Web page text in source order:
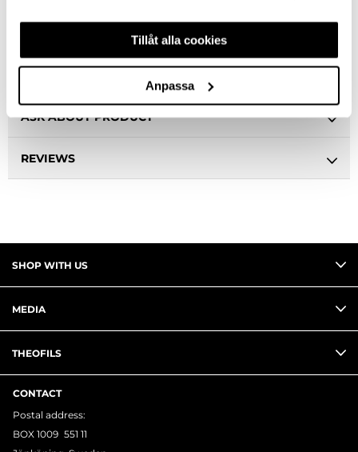
Tillåt alla cookies
Anpassa
ASK ABOUT PRODUCT
REVIEWS
SHOP WITH US
MEDIA
THEOFILS
CONTACT
Postal address:
BOX 1009 551 11